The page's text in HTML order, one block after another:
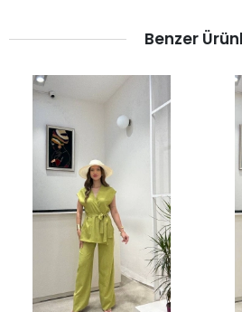
Benzer